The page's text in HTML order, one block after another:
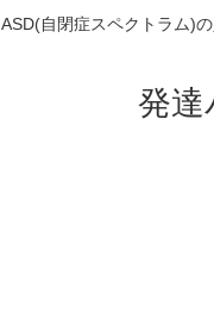
ASD(自閉症スペクトラム)
発達